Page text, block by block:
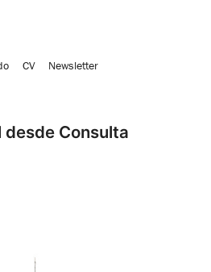
CV Newsletter
desde Consulta